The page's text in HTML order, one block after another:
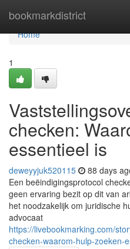
bookmarkdistrict
Home
Home
1
checken:
essentieel is
deweyyjuk520115 88 days
Een beëindigingsprotocol
geen ervaring bezit op dit van
het noodzakelijk om juridische
advocaat
https://livebookmarking.com/
checken-waarom-hulp-zoeken-